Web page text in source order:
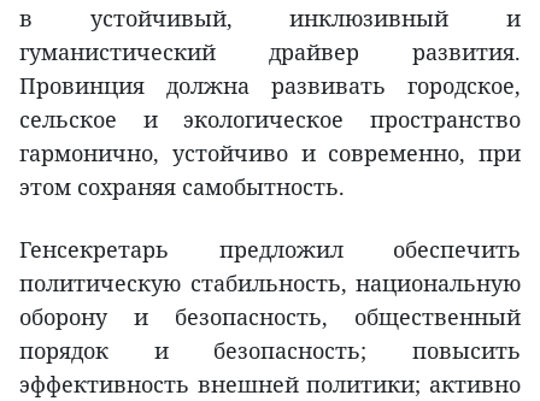
в устойчивый, инклюзивный и
гуманистический драйвер развития.
Провинция должна развивать городское,
сельское и экологическое пространство
гармонично, устойчиво и современно, при
этом сохраняя самобытность.
Генсекретарь предложил обеспечить
политическую стабильность, национальную
оборону и безопасность, общественный
порядок и безопасность; повысить
эффективность внешней политики; активно